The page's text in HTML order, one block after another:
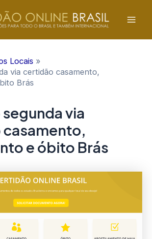
Locais
via certidão casamento,
Brás
via
e óbito Brás